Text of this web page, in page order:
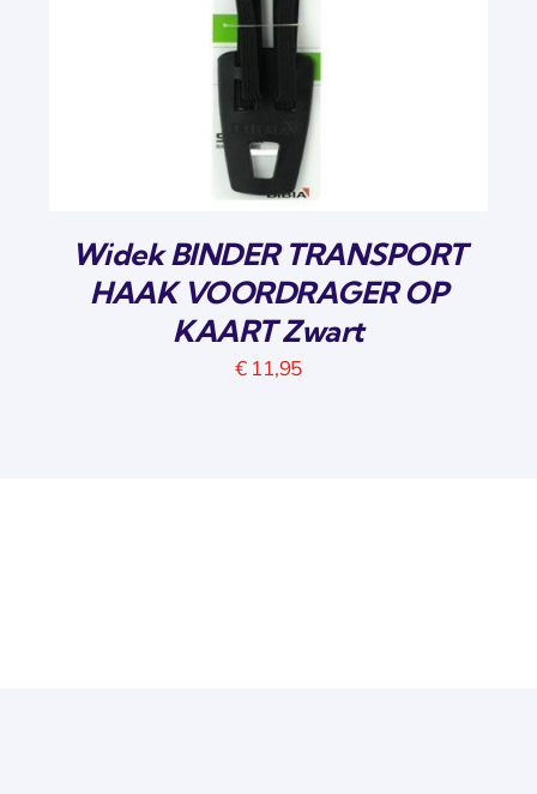
Widek BINDER TRANSPORT
HAAK VOORDRAGER OP
KAART Zwart
€11,95